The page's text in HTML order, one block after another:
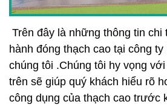
Trên đây là những thông tin chi
hành đóng thạch cao tại công ty
chúng tôi .Chúng tôi hy vọng
trên sẽ giúp quý khách hiểu rõ
công dụng của thạch cao trước